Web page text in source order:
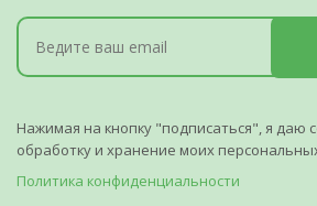
Нажимая на кнопку "подписаться", я даю
обработку и хранение моих
Политика конфиденциальности